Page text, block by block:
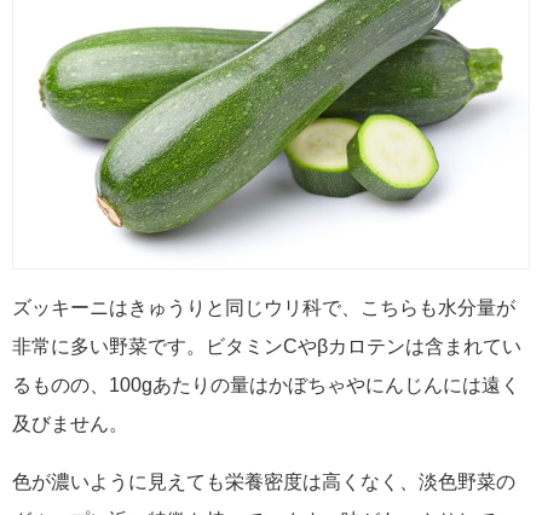
ズッキーニはきゅうりと同じウリ科で、こちらも水分量が
非常に多い野菜です。ビタミンCやβカロテンは含まれてい
るものの、100gあたりの量はかぼちゃやにんじんには遠く
及びません。
色が濃いように見えても栄養密度は高くなく、淡色野菜の